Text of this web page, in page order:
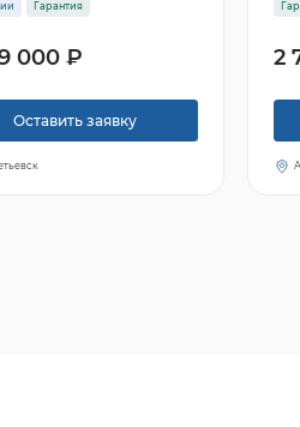
Гарантия
000 ₽
Оставить заявку
2